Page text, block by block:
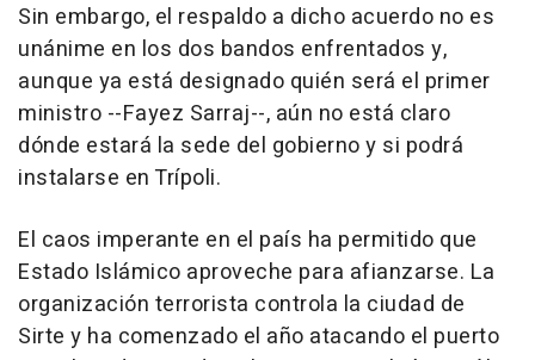
Sin embargo, el respaldo a dicho acuerdo no es
unánime en los dos bandos enfrentados y,
aunque ya está designado quién será el primer
ministro --Fayez Sarraj--, aún no está claro
dónde estará la sede del gobierno y si podrá
instalarse en Trípoli.
El caos imperante en el país ha permitido que
Estado Islámico aproveche para afianzarse. La
organización terrorista controla la ciudad de
Sirte y ha comenzado el año atacando el puerto